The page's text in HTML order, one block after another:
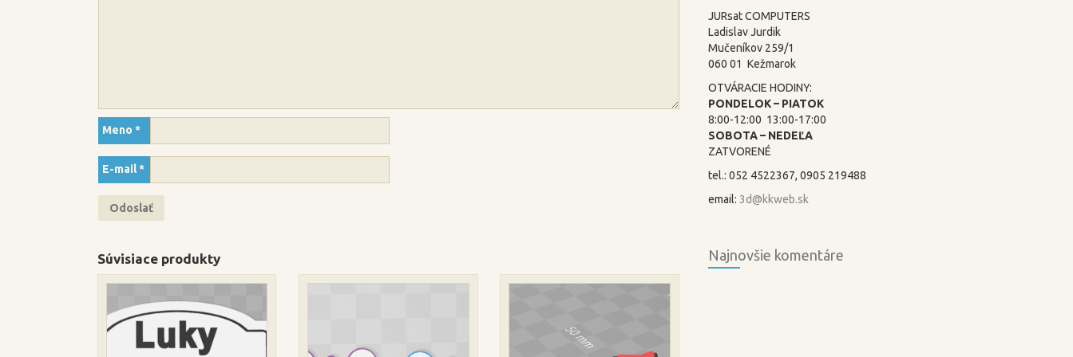
Meno *
E-mail*
Súvisiace produkty
JURsat COMPUTERS
Ladislav Jurdik
Mučeníkov 259/1
060 01 Kežmarok
OTVÁRACIE HODINY:
PONDELOK – PIATOK
8:00-12:00 13:00-17:00
SOBOTA – NEDEĽA
ZATVORENÉ
tel.: 052 4522367, 0905 219488
email: 3d@kkweb.sk
Najnovšie komentáre